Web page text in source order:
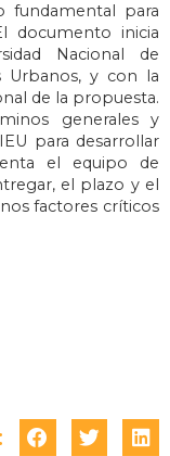
fundamental para
documento inicia
Nacional de
Urbanos, y con la
de la propuesta.
generales y
para desarrollar
el equipo de
el plazo y el
factores críticos